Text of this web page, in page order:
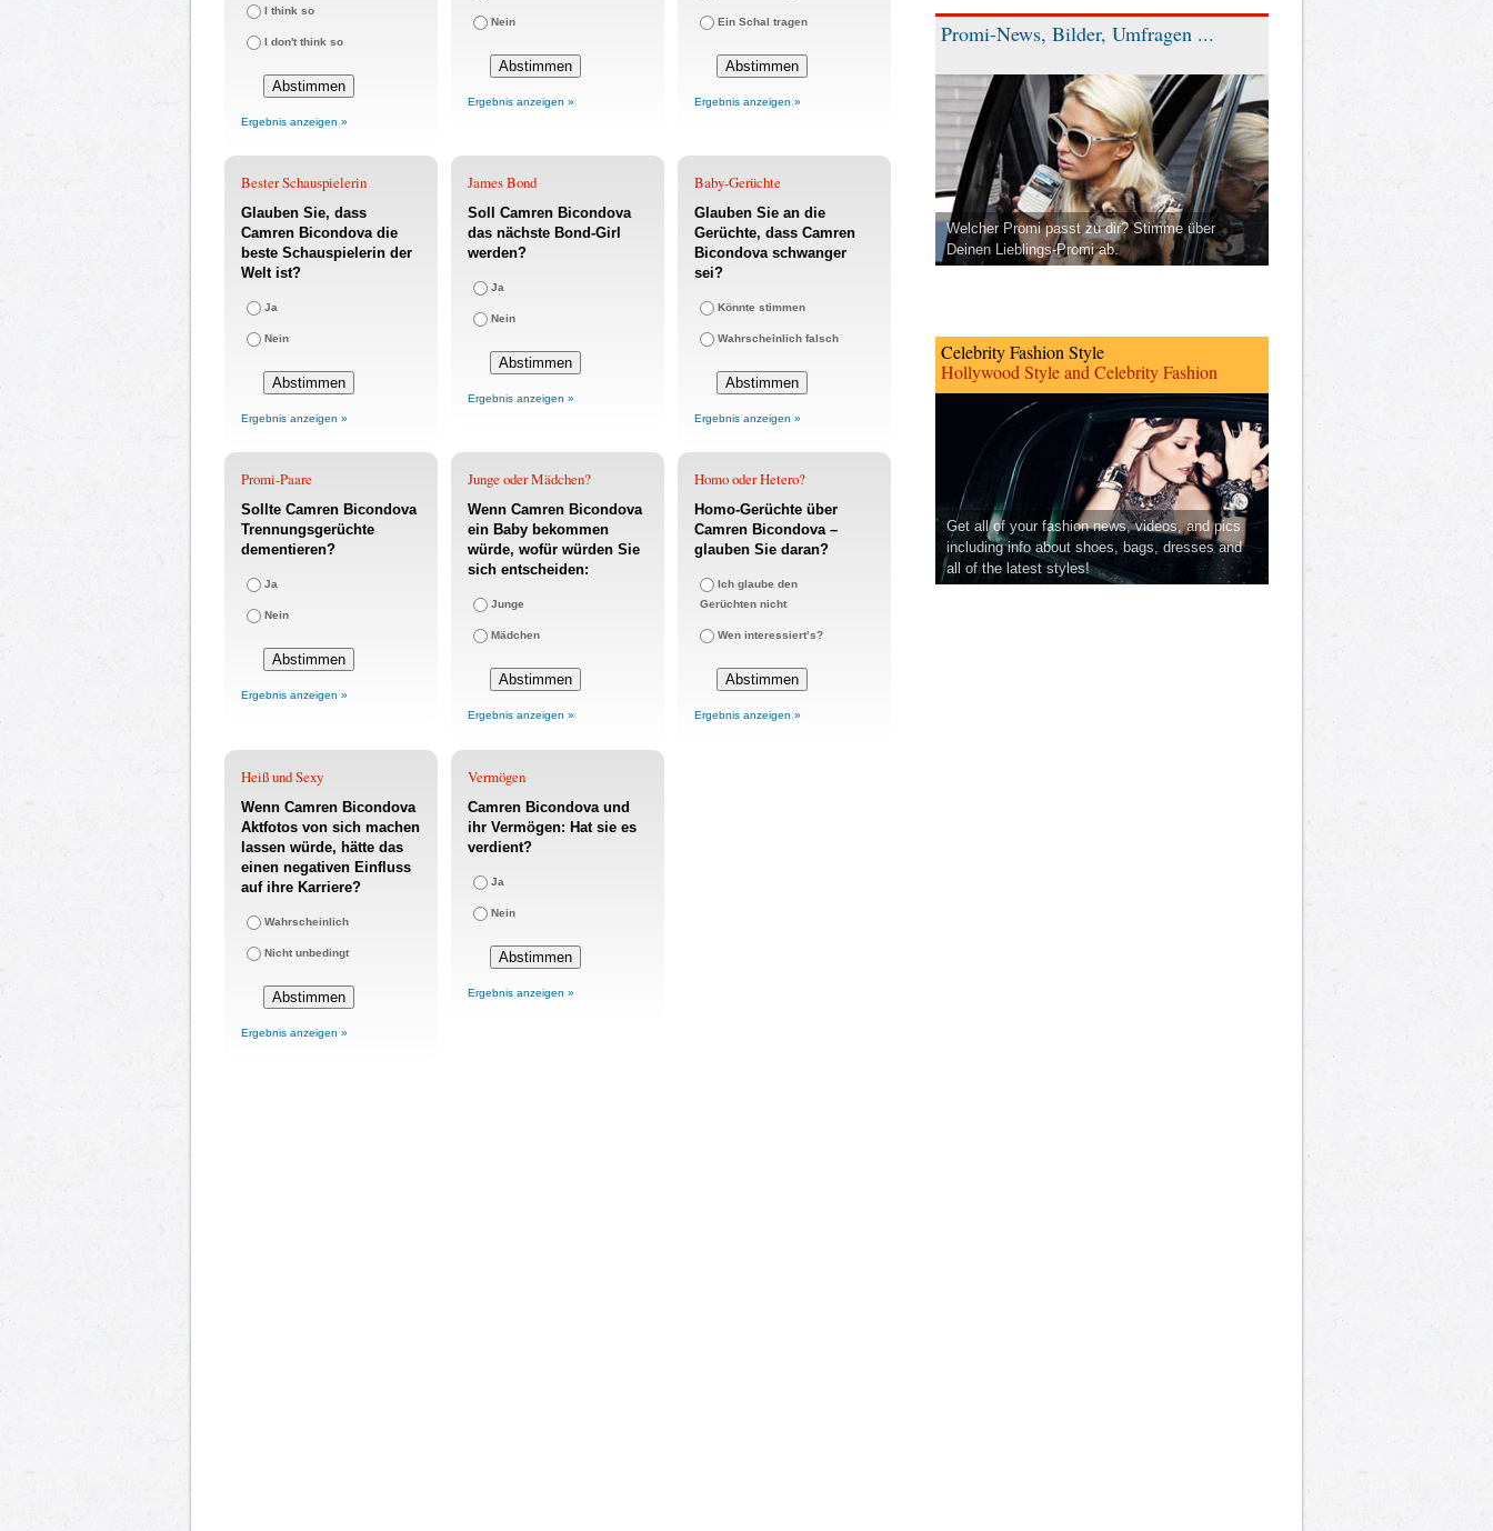
I think so
I don't think so
Ergebnis anzeigen »
Nein
Ergebnis anzeigen »
Ein Schal tragen
Ergebnis anzeigen »
Bester Schauspielerin
Glauben Sie, dass
Camren Bicondova die
beste Schauspielerin der
Welt ist?
Ja
Nein
Ergebnis anzeigen »
James Bond
Soll Camren Bicondova
das nächste Bond-Girl
werden?
Ja
Nein
Ergebnis anzeigen »
Baby-Gerüchte
Glauben Sie an die
Gerüchte, dass Camren
Bicondova schwanger
sei?
Könnte stimmen
Wahrscheinlich falsch
Ergebnis anzeigen »
Promi-Paare
Sollte Camren Bicondova
Trennungsgerüchte
dementieren?
Ja
Nein
Ergebnis anzeigen »
Junge oder Mädchen?
Wenn Camren Bicondova
ein Baby bekommen
würde, wofür würden Sie
sich entscheiden:
Junge
Mädchen
Ergebnis anzeigen »
Homo oder Hetero?
Homo-Gerüchte über
Camren Bicondova –
glauben Sie daran?
Ich glaube den
Gerüchten nicht
Wen interessiert’s?
Ergebnis anzeigen »
Heiß und Sexy
Wenn Camren Bicondova
Aktfotos von sich machen
lassen würde, hätte das
einen negativen Einfluss
auf ihre Karriere?
Wahrscheinlich
Nicht unbedingt
Ergebnis anzeigen »
Vermögen
Camren Bicondova und
ihr Vermögen: Hat sie es
verdient?
Ja
Nein
Ergebnis anzeigen »
Promi-News, Bilder, Umfragen ...
Welcher Promi passt zu dir? Stimme über
Deinen Lieblings-Promi ab.
Celebrity Fashion Style
Hollywood Style and Celebrity Fashion
Get all of your fashion news, videos, and pics
including info about shoes, bags, dresses and
all of the latest styles!